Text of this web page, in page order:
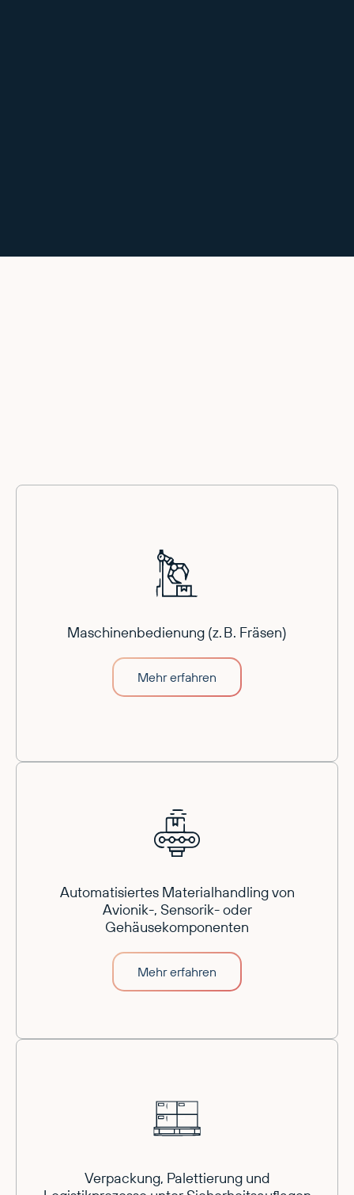
Maschinenbedienung (z. B. Fräsen)
Mehr erfahren
Automatisiertes Materialhandling von
Avionik-, Sensorik- oder
Gehäusekomponenten
Mehr erfahren
Verpackung, Palettierung und